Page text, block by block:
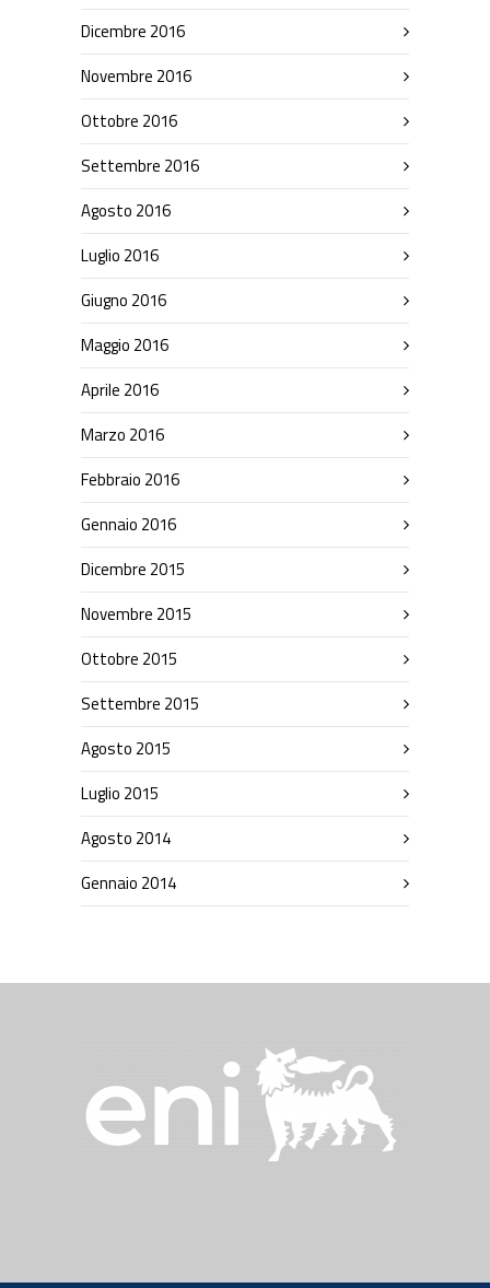
Dicembre 2016
Novembre 2016
Ottobre 2016
Settembre 2016
Agosto 2016
Luglio 2016
Giugno 2016
Maggio 2016
Aprile 2016
Marzo 2016
Febbraio 2016
Gennaio 2016
Dicembre 2015
Novembre 2015
Ottobre 2015
Settembre 2015
Agosto 2015
Luglio 2015
Agosto 2014
Gennaio 2014